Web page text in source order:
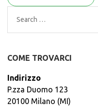
Search
for:
COME TROVARCI
Indirizzo
P.zza Duomo 123
20100 Milano (MI)